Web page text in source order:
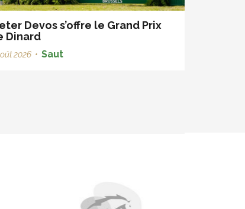
Devos s’offre le Grand Prix
Dinard
2026 • Saut